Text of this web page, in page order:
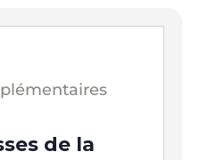
de la